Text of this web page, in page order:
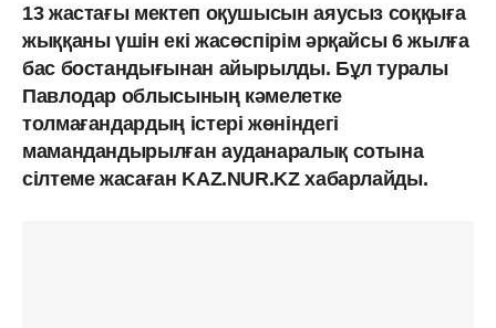
13 жастағы мектеп оқушысын аяусыз соққыға
жыққаны үшін екі жасөспірім әрқайсы 6 жылға
бас бостандығынан айырылды. Бұл туралы
Павлодар облысының кәмелетке
толмағандардың істері жөніндегі
мамандандырылған ауданаралық сотына
сілтеме жасаған KAZ.NUR.KZ хабарлайды.